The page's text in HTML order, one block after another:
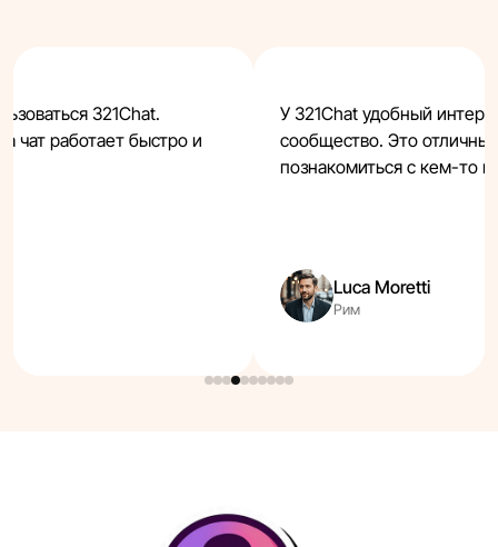
321Chat.
чат работает быстро и
У 321Chat удобный
сообщество. Это
познакомиться с кем-то
Luca Moretti
Рим